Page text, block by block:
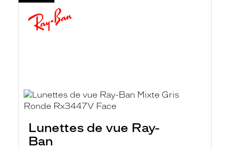
Lunettes de vue Ray-
Ban